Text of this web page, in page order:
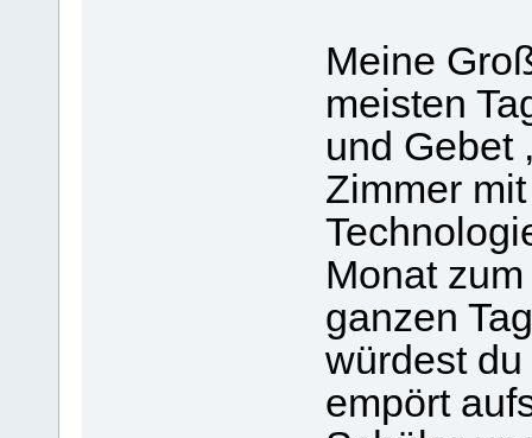
Meine
meisten
und Gebet
Zimmer
Monat
ganzen
würdest
empört